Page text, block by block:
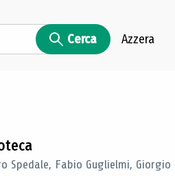
Cerca Azzera
Spedale, Fabio Guglielmi, Giorgio